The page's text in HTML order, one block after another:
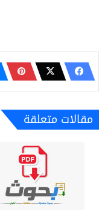
مقالات متعلقة